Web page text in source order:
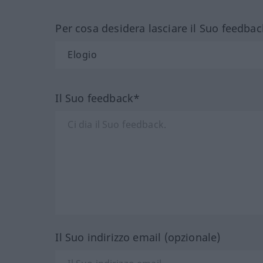
Per cosa desidera lasciare il Suo
Il Suo feedback*
Il Suo indirizzo email (opzionale)